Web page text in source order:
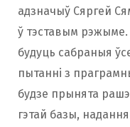
адзначыў Сяргей
ў тэставым рэжыме.
будуць сабраныя
пытанні з
будзе прынята
гэтай базы,